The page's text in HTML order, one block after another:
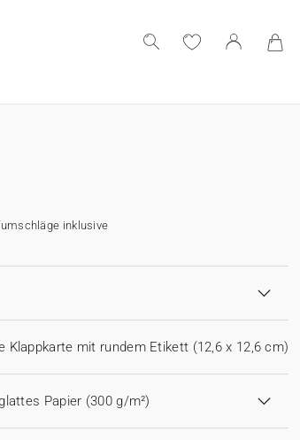
inklusive
Klappkarte mit rundem Etikett (12,6 x 12,6 cm)
Papier (300 g/m²)